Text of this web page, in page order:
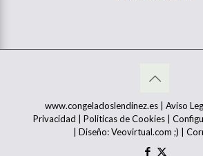
www.congeladoslendinez.es | Aviso
Privacidad
Politicas de Cookies
| Diseño:Veovirtual.com ;)